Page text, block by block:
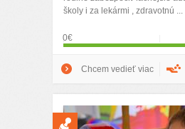
školy i za lekármi , zdravotnú ...
0€
Chcem vedieť viac